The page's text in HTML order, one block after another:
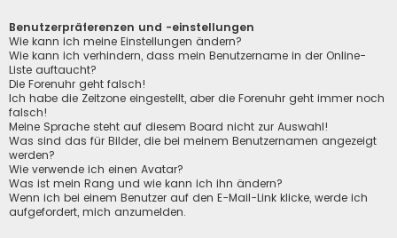
Benutzerpräferenzen und -einstellungen
Wie kann ich meine Einstellungen ändern?
Wie kann ich verhindern, dass mein Benutzername in der Online-
Liste auftaucht?
Die Forenuhr geht falsch!
Ich habe die Zeitzone eingestellt, aber die Forenuhr geht immer noch
falsch!
Meine Sprache steht auf diesem Board nicht zur Auswahl!
Was sind das für Bilder, die bei meinem Benutzernamen angezeigt
werden?
Wie verwende ich einen Avatar?
Was ist mein Rang und wie kann ich ihn ändern?
Wenn ich bei einem Benutzer auf den E-Mail-Link klicke, werde ich
aufgefordert, mich anzumelden.